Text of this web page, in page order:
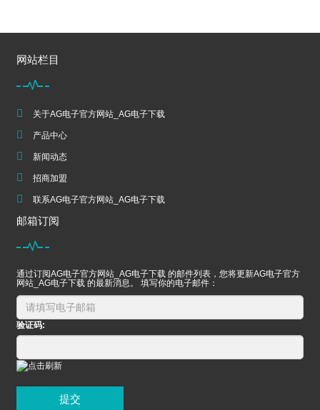
网站栏目
关于AG电子官方网站_AG电子下载
产品中心
新闻动态
招商加盟
联系AG电子官方网站_AG电子下载
邮箱订阅
通过订阅AG电子官方网站_AG电子下载 的邮件列表，您将更新AG电子官方
网站_AG电子下载 的最新消息。 填写你的电子邮件：
验证码:
提交